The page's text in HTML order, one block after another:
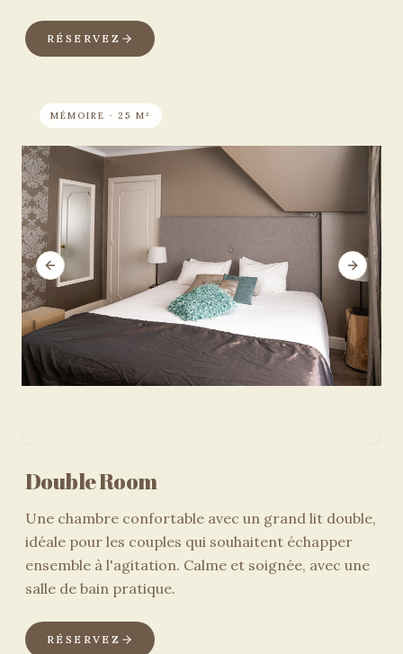
RÉSERVEZ
Previous slide Next
MÉMOIRE · 25 M²
Double Room
Une chambre confortable avec un grand lit double,
idéale pour les couples qui souhaitent échapper
ensemble à l'agitation. Calme et soignée, avec une
salle de bain pratique.
RÉSERVEZ